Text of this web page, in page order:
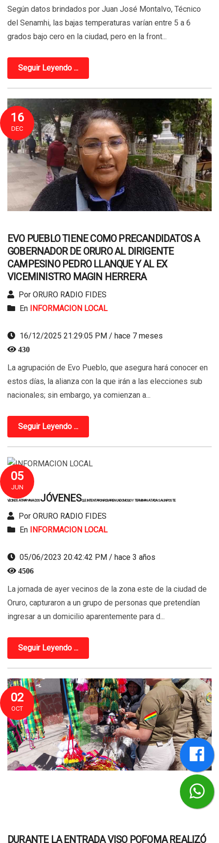
Según datos brindados por Juan José Montalvo, Técnico
del Senamhi, las bajas temperaturas varían entre 5 a 6
grados bajo cero en la ciudad, pero en la front...
Seguir Leyendo ...
16
DEC
EVO PUEBLO TIENE COMO PRECANDIDATOS A
GOBERNADOR DE ORURO AL DIRIGENTE
CAMPESINO PEDRO LLANQUE Y AL EX
VICEMINISTRO MAGIN HERRERA
Por ORURO RADIO FIDES
En
INFORMACION LOCAL
16/12/2025 21:29:05 PM / hace 7 meses
430
La agrupación de Evo Pueblo, que asegura hará conocer en
estos días, la alianza con la que irán a las elecciones sub
nacionales; sin embargo, ya comienzan a...
Seguir Leyendo ...
05
JUN
VECINOS ATRAPAN A DOSJÓVENESQUE INTENTARON ROBAR EN UN DOMICILIO Y TERMINAN ATADAS A UN POSTE
Por ORURO RADIO FIDES
En
INFORMACION LOCAL
05/06/2023 20:42:42 PM / hace 3 años
4506
La jornada de ayer vecinos de la zona este de la ciudad de
Oruro, capturaron a un grupo de personas que pretendían
ingresar a un domicilio aparentemente para d...
Seguir Leyendo ...
02
OCT
DURANTE LA ENTRADA VISO POFOMA REALIZÓ